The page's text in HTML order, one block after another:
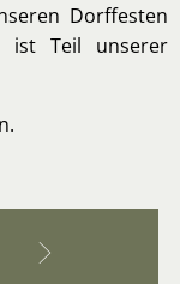
Dorffesten
ist Teil unserer